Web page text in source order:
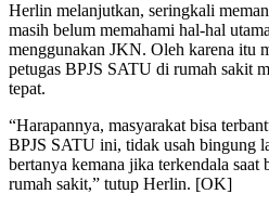
Herlin melanjutkan, seringkali
masih belum memahami hal-hal
menggunakan JKN. Oleh karena itu
petugas BPJS SATU di rumah sakit
tepat.
“Harapannya, masyarakat bisa
BPJS SATU ini, tidak usah bingung
bertanya kemana jika terkendala
rumah sakit,” tutup Herlin. [OK]